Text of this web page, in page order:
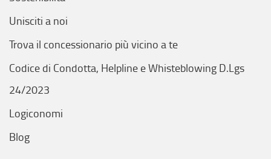
Unisciti a noi
Trova il concessionario più vicino a te
Codice di Condotta, Helpline e Whisteblowing D.Lgs
24/2023
Logiconomi
Blog